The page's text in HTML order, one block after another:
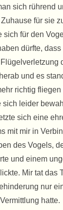
sich rührend
für sie
sich für den
dürfte,
und es
richtig
sich leider
sich eine
mit mir in
des Vogels,
und einem
Mir tat das
nur
hatte.